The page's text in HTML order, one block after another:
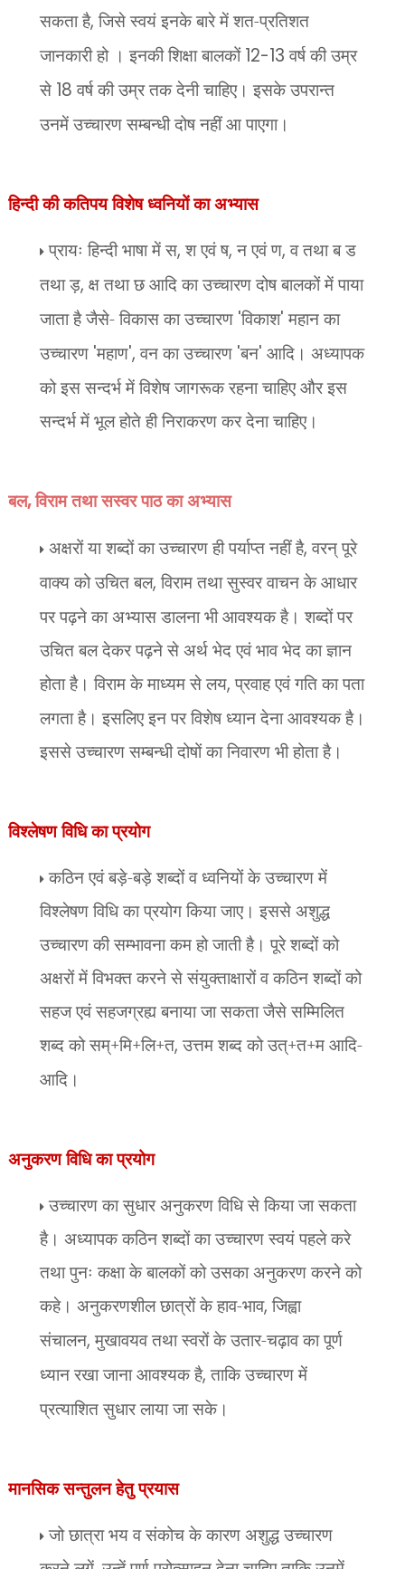
सकता है, जिसे स्वयं इनके बारे में शत-प्रतिशत
जानकारी हो । इनकी शिक्षा बालकों 12-13 वर्ष की उम्र
से 18 वर्ष की उम्र तक देनी चाहिए। इसके उपरान्त
उनमें उच्चारण सम्बन्धी दोष नहीं आ पाएगा।
हिन्दी की कतिपय विशेष ध्वनियों का अभ्यास
प्रायः हिन्दी भाषा में स, श एवं ष, न एवं ण, व तथा ब ड
तथा ड़, क्ष तथा छ आदि का उच्चारण दोष बालकों में पाया
जाता है जैसे- विकास का उच्चारण 'विकाश' महान का
उच्चारण 'महाण', वन का उच्चारण 'बन' आदि। अध्यापक
को इस सन्दर्भ में विशेष जागरूक रहना चाहिए और इस
सन्दर्भ में भूल होते ही निराकरण कर देना चाहिए।
बल,विराम तथा सस्वर पाठ का अभ्यास
अक्षरों या शब्दों का उच्चारण ही पर्याप्त नहीं है, वरन् पूरे
वाक्य को उचित बल, विराम तथा सुस्वर वाचन के आधार
पर पढ़ने का अभ्यास डालना भी आवश्यक है। शब्दों पर
उचित बल देकर पढ़ने से अर्थ भेद एवं भाव भेद का ज्ञान
होता है। विराम के माध्यम से लय, प्रवाह एवं गति का पता
लगता है। इसलिए इन पर विशेष ध्यान देना आवश्यक है।
इससे उच्चारण सम्बन्धी दोषों का निवारण भी होता है।
विश्लेषण विधि का प्रयोग
कठिन एवं बड़े-बड़े शब्दों व ध्वनियों के उच्चारण में
विश्लेषण विधि का प्रयोग किया जाए। इससे अशुद्ध
उच्चारण की सम्भावना कम हो जाती है। पूरे शब्दों को
अक्षरों में विभक्त करने से संयुक्ताक्षारों व कठिन शब्दों को
सहज एवं सहजग्रह्य बनाया जा सकता जैसे सम्मिलित
शब्द को सम्+मि+लि+त, उत्तम शब्द को उत्+त+म आदि-
आदि।
अनुकरण विधि का प्रयोग
उच्चारण का सुधार अनुकरण विधि से किया जा सकता
है। अध्यापक कठिन शब्दों का उच्चारण स्वयं पहले करे
तथा पुनः कक्षा के बालकों को उसका अनुकरण करने को
कहे। अनुकरणशील छात्रों के हाव-भाव, जिह्वा
संचालन, मुखावयव तथा स्वरों के उतार-चढ़ाव का पूर्ण
ध्यान रखा जाना आवश्यक है, ताकि उच्चारण में
प्रत्याशित सुधार लाया जा सके।
मानसिक सन्तुलन हेतु प्रयास
जो छात्रा भय व संकोच के कारण अशुद्ध उच्चारण